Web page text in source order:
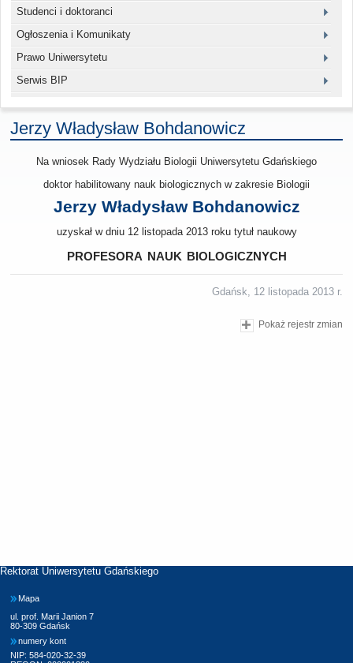
Studenci i doktoranci
Ogłoszenia i Komunikaty
Prawo Uniwersytetu
Serwis BIP
Jerzy Władysław Bohdanowicz
Na wniosek Rady Wydziału Biologii Uniwersytetu Gdańskiego
doktor habilitowany nauk biologicznych w zakresie Biologii
Jerzy Władysław Bohdanowicz
uzyskał w dniu 12 listopada 2013 roku tytuł naukowy
profesora nauk biologicznych
Gdańsk, 12 listopada 2013 r.
Pokaż rejestr zmian
Rektorat Uniwersytetu Gdańskiego
Mapa
ul. prof. Marii Janion 7
80-309 Gdańsk
numery kont
NIP: 584-020-32-39